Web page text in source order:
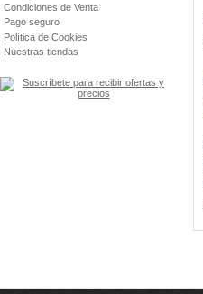
Condiciones de Venta
Pago seguro
Política de Cookies
Nuestras tiendas